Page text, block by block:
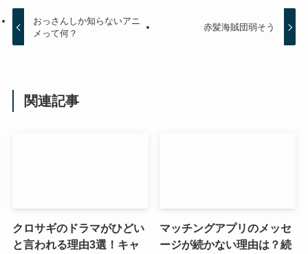
おっさんしか知らないアニ
メって何？
赤髪海賊団弱そう
関連記事
クロサギのドラマがひどい
と言われる理由3選！キャ
マッチングアプリのメッセ
ージが続かない理由は？続